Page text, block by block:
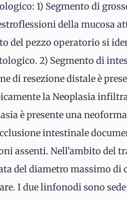
1) Segmento di
della mucosa
del pezzo operatorio si
2) Segmento di
di resezione distale è
laNeoplasiainfiltra
è presente una
intestinale
assenti. Nell'ambito del
del diametro massimo di
I due linfonodi sono